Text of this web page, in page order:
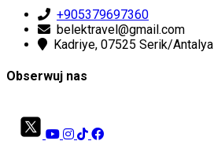
+905379697360
belektravel@gmail.com
Kadriye, 07525 Serik/Antalya
Obserwuj nas